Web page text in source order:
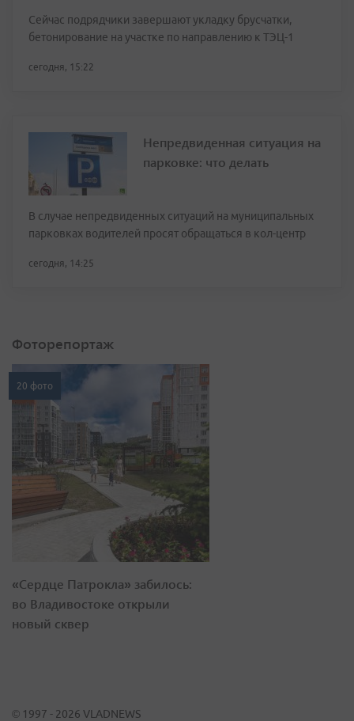
Сейчас подрядчики завершают укладку брусчатки,
бетонирование на участке по направлению к ТЭЦ-1
сегодня, 15:22
Непредвиденная ситуация на
парковке: что делать
В случае непредвиденных ситуаций на муниципальных
парковках водителей просят обращаться в кол-центр
сегодня, 14:25
Фоторепортаж
20 фото
«Сердце Патрокла» забилось:
во Владивостоке открыли
новый сквер
© 1997 - 2026 VLADNEWS